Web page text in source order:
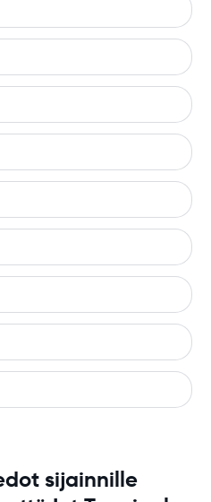
sijainnille